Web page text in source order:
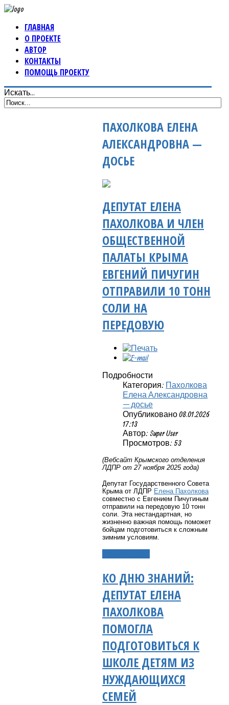
ГЛАВНАЯ
О ПРОЕКТЕ
АВТОР
КОНТАКТЫ
ПОМОЩЬ ПРОЕКТУ
Искать...
ПАХОЛКОВА ЕЛЕНА
АЛЕКСАНДРОВНА —
ДОСЬЕ
ДЕПУТАТ ЕЛЕНА
ПАХОЛКОВА И ЧЛЕН
ОБЩЕСТВЕННОЙ
ПАЛАТЫ КРЫМА
ЕВГЕНИЙ ПИЧУГИН
ОТПРАВИЛИ 10 ТОНН
СОЛИ НА
ПЕРЕДОВУЮ
Подробности
Категория: Пахолкова
Елена Александровна
— досье
Опубликовано 08.01.2026
17:13
Автор: Super User
Просмотров: 53
(Вебсайт Крымского отделения
ЛДПР от 27 ноября 2025 года)
Депутат Государственного Совета
Крыма от ЛДПР Елена Пахолкова
совместно с Евгением Пичугиным
отправили на передовую 10 тонн
соли. Эта нестандартная, но
жизненно важная помощь поможет
бойцам подготовиться к сложным
зимним условиям.
КО ДНЮ ЗНАНИЙ:
ДЕПУТАТ ЕЛЕНА
ПАХОЛКОВА
ПОМОГЛА
ПОДГОТОВИТЬСЯ К
ШКОЛЕ ДЕТЯМ ИЗ
НУЖДАЮЩИХСЯ
СЕМЕЙ